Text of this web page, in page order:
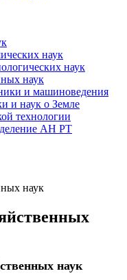
наук
наук
наук
и машиноведения
и наук о Земле
технологии
АН РТ
наук
наук